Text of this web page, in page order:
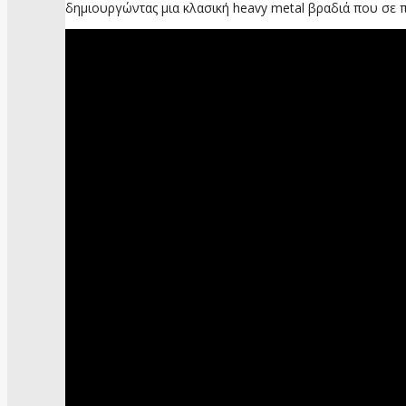
δημιουργώντας μια κλασική heavy metal βραδιά που σε